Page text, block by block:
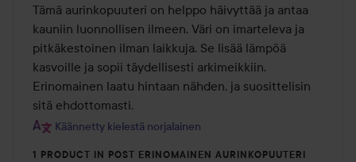
5
Tämä aurinkopuuteri on helppo häivyttää ja antaa
kauniin luonnollisen ilmeen. Väri on imarteleva ja
pitkäkestoinen ilman laikkuja. Se lisää lämpöä
kasvoille ja sopii täydellisesti arkimeikkiin.
Erinomainen laatu hintaan nähden, ja suosittelisin
sitä ehdottomasti.
Käännetty kielestä norjalainen
1 PRODUCT IN POST ERINOMAINEN AURINKOPUUTERI